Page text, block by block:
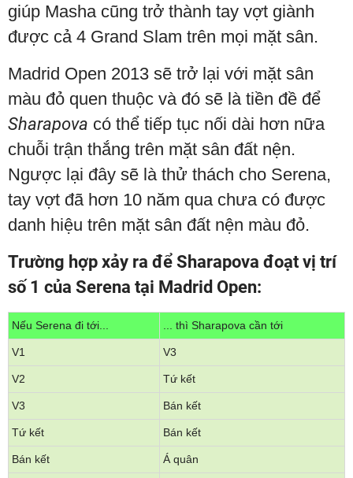
giúp Masha cũng trở thành tay vợt giành
được cả 4 Grand Slam trên mọi mặt sân.
Madrid Open 2013 sẽ trở lại với mặt sân
màu đỏ quen thuộc và đó sẽ là tiền đề để
Sharapova có thể tiếp tục nối dài hơn nữa
chuỗi trận thắng trên mặt sân đất nện.
Ngược lại đây sẽ là thử thách cho Serena,
tay vợt đã hơn 10 năm qua chưa có được
danh hiệu trên mặt sân đất nện màu đỏ.
Trường hợp xảy ra để Sharapova đoạt vị trí
số 1 của Serena tại Madrid Open:
Nếu Serena đi tới... ... thì Sharapova cần tới
V1 V3
V2 Tứ kết
V3 Bán kết
Tứ kết Bán kết
Bán kết Á quân